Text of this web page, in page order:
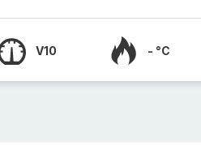
V10 - °C